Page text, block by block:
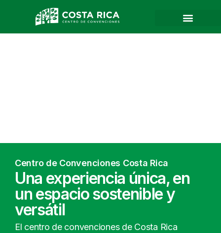
Centro de Convenciones Costa Rica
Una experiencia única, en
un espacio sostenible y
versátil
El centro de convenciones de Costa Rica